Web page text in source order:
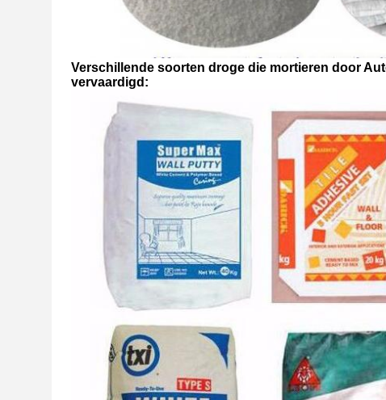
Verschillende soorten droge die mortieren door
vervaardigd: